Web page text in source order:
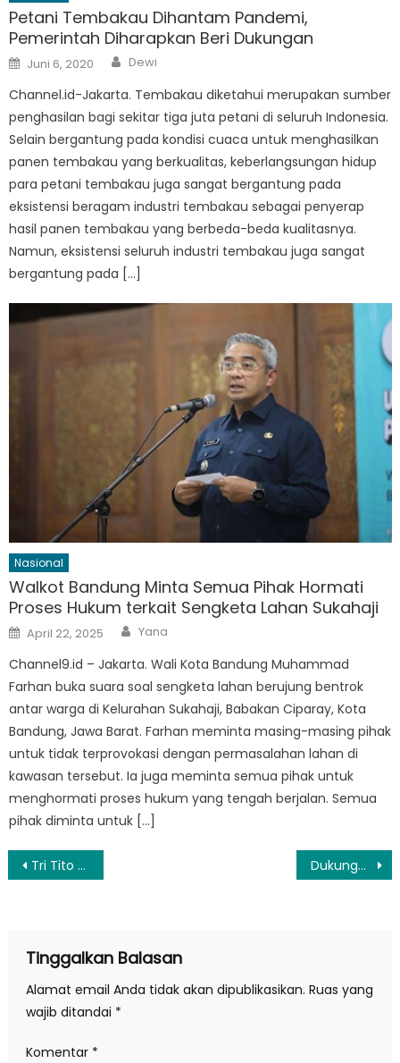
Petani Tembakau Dihantam Pandemi,
Pemerintah Diharapkan Beri Dukungan
Posted
on
Juni 6, 2020 Author
Dewi
Channel.id-Jakarta. Tembakau diketahui merupakan sumber
penghasilan bagi sekitar tiga juta petani di seluruh Indonesia.
Selain bergantung pada kondisi cuaca untuk menghasilkan
panen tembakau yang berkualitas, keberlangsungan hidup
para petani tembakau juga sangat bergantung pada
eksistensi beragam industri tembakau sebagai penyerap
hasil panen tembakau yang berbeda-beda kualitasnya.
Namun, eksistensi seluruh industri tembakau juga sangat
bergantung pada […]
Nasional
Walkot Bandung Minta Semua Pihak Hormati
Proses Hukum terkait Sengketa Lahan Sukahaji
Posted
on
April 22, 2025 Author
Yana
Channel9.id – Jakarta. Wali Kota Bandung Muhammad
Farhan buka suara soal sengketa lahan berujung bentrok
antar warga di Kelurahan Sukahaji, Babakan Ciparay, Kota
Bandung, Jawa Barat. Farhan meminta masing-masing pihak
untuk tidak terprovokasi dengan permasalahan lahan di
kawasan tersebut. Ia juga meminta semua pihak untuk
menghormati proses hukum yang tengah berjalan. Semua
pihak diminta untuk […]
Navigasi
Tri Tito Dorong Tenun Toraja Jadi Sumber Cuan Dukungan India Atas Indonesia di BRICS Perkuat Kolaborasi Global South
Tinggalkan Balasan
Alamat email Anda tidak akan dipublikasikan. Ruas yang
wajib ditandai *
Komentar *